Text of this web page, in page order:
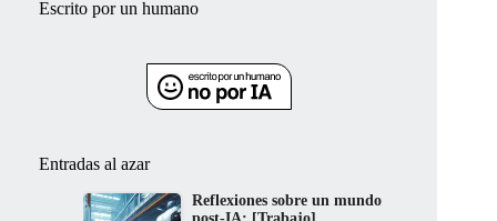
Escrito por un humano
Entradas al azar
Reflexiones sobre un mundo